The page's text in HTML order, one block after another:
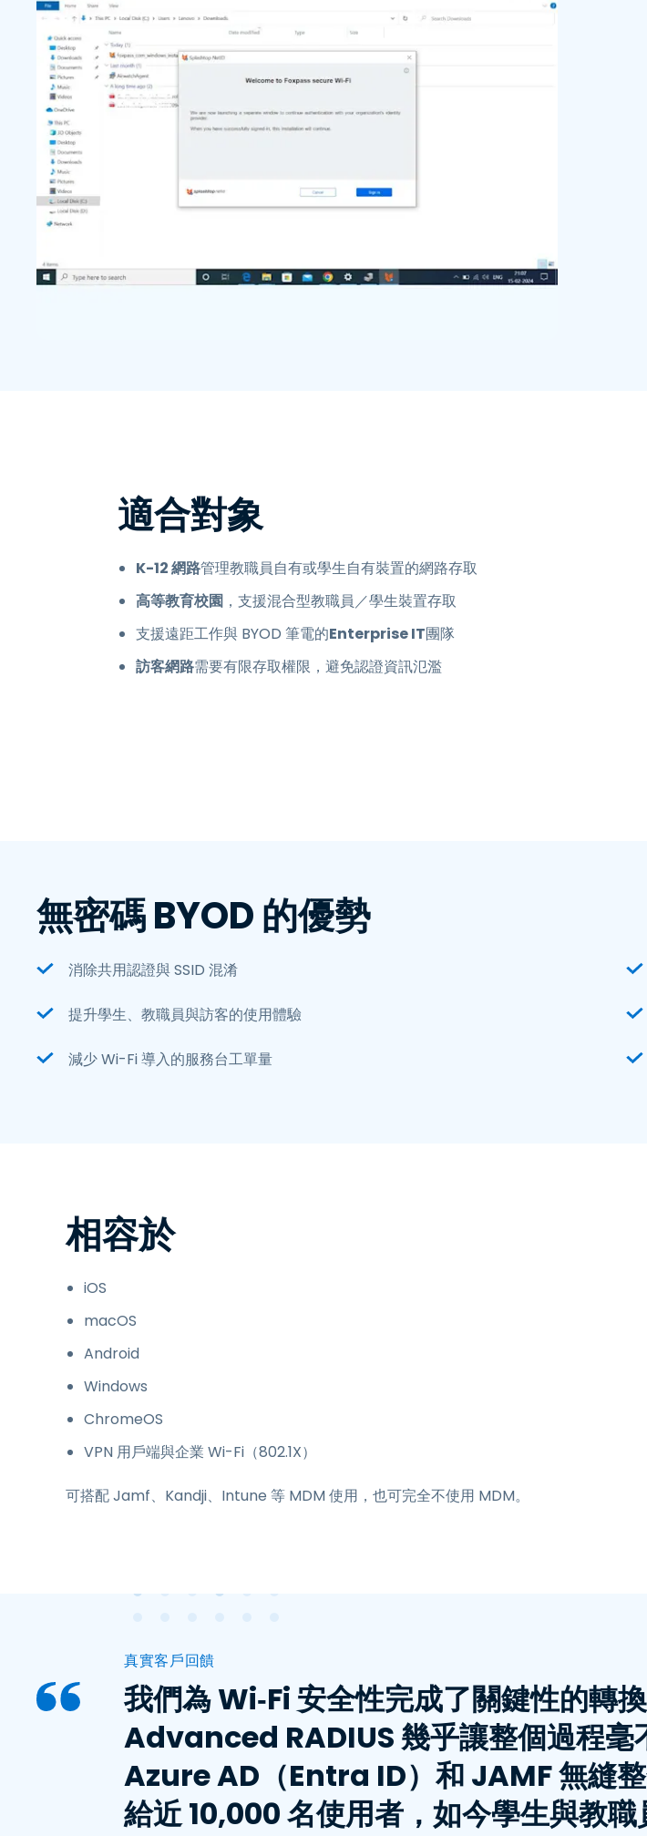
適合對象
K-12 網路管理教職員自有或學生自有裝置的網路存取
高等教育校園，支援混合型教職員／學生裝置存取
支援遠距工作與 BYOD 筆電的Enterprise IT團隊
訪客網路需要有限存取權限，避免認證資訊氾濫
無密碼 BYOD 的優勢
消除共用認證與 SSID 混淆
提升學生、教職員與訪客的使用體驗
減少 Wi-Fi 導入的服務台工單量
相容於
iOS
macOS
Android
Windows
ChromeOS
VPN 用戶端與企業 Wi-Fi（802.1X）
可搭配 Jamf、Kandji、Intune 等 MDM 使用，也可完全不使用 MDM。
真實客戶回饋
我們為 Wi‑Fi 安全性完成了關鍵性的轉
Advanced RADIUS 幾乎讓整個過程毫
Azure AD（Entra ID）和 JAMF 無縫
給近 10,000 名使用者，如今學生與教